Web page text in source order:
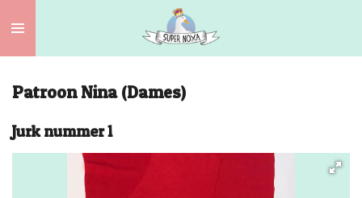
direct
naar
hoofdinhoud
Patroon Nina (Dames)
Jurk nummer 1